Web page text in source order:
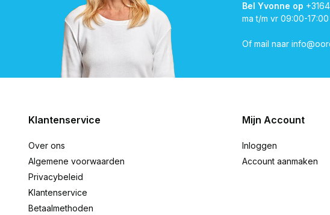
Bel Yvonne op
ma t/m vr 09:00-17:00
Of mail naar
Klantenservice
Over ons
Algemene voorwaarden
Privacybeleid
Klantenservice
Betaalmethoden
Mijn Account
Inloggen
Account aanmaken